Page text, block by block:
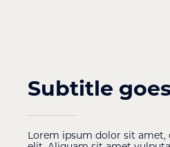
Subtitle
Lorem ipsum dolor sit